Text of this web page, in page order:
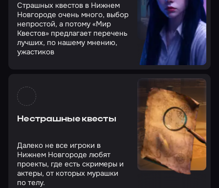
Страшных квестов в Нижнем
Новгороде очень много, выбор
непростой, а потому «Мир
Квестов» предлагает перечень
лучших, по нашему мнению,
ужастиков
Нестрашные квесты
Далеко не все игроки в
Нижнем Новгороде любят
проекты, где есть скримеры и
актеры, от которых мурашки
по телу.